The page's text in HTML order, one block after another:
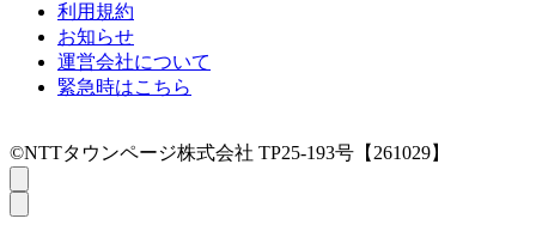
利用規約
お知らせ
運営会社について
緊急時はこちら
©NTTタウンページ株式会社 TP25-193号【261029】